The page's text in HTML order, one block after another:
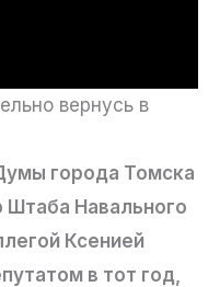
вернусь в
города Томска
Навального
Ксенией
в тот год,